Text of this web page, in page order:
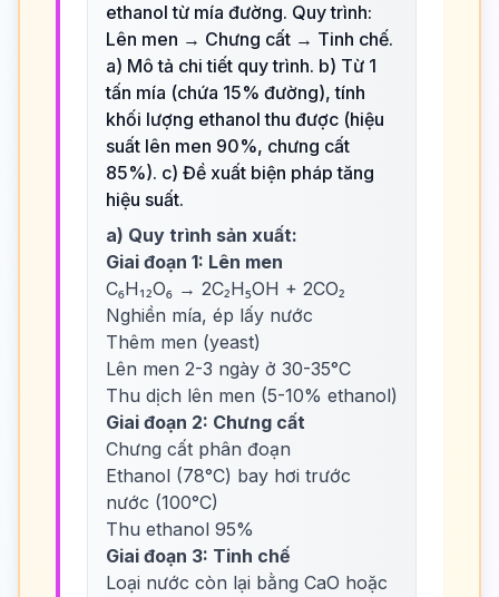
ethanol từ mía đường. Quy trình:
Lên men → Chưng cất → Tinh chế.
a) Mô tả chi tiết quy trình. b) Từ 1
tấn mía (chứa 15% đường), tính
khối lượng ethanol thu được (hiệu
suất lên men 90%, chưng cất
85%). c) Đề xuất biện pháp tăng
hiệu suất.
a) Quy trình sản xuất:
Giai đoạn 1: Lên men
C₆H₁₂O₆ → 2C₂H₅OH + 2CO₂
Nghiền mía, ép lấy nước
Thêm men (yeast)
Lên men 2-3 ngày ở 30-35°C
Thu dịch lên men (5-10% ethanol)
Giai đoạn 2: Chưng cất
Chưng cất phân đoạn
Ethanol (78°C) bay hơi trước
nước (100°C)
Thu ethanol 95%
Giai đoạn 3: Tinh chế
Loại nước còn lại bằng CaO hoặc